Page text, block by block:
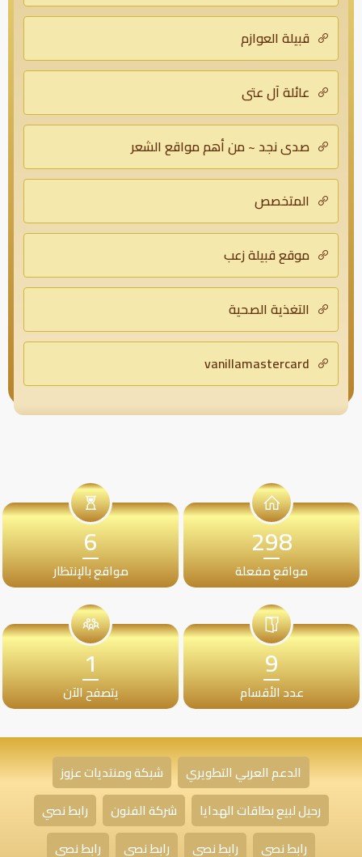
قبيلة العوازم
عائلة آل عتي
صدى نجد ~ من أهم مواقع الشعر
المتخصص
موقع قبيلة زعب
التغذية الصحية
vanillamastercard
298
مواقع مفعلة
6
مواقع بالإنتظار
9
عدد الأقسام
1
يتصفح الآن
الدعم العربي التطويري
شبكة ومنتديات عزوز
رحيل لبيع بطاقات الهدايا
شركة الفنون
رابط نصي
رابط نصي
رابط نصي رابط نصي رابط نصي